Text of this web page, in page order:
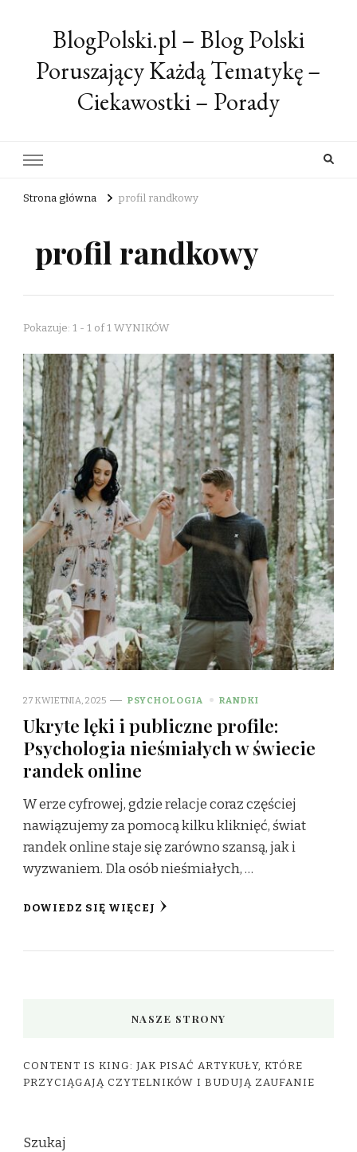
BlogPolski.pl – Blog Polski
Poruszający Każdą Tematykę –
Ciekawostki – Porady
Strona główna profil randkowy
profil randkowy
Pokazuje: 1 - 1 of 1 WYNIKÓW
27 KWIETNIA, 2025 PSYCHOLOGIA RANDKI
Ukryte lęki i publiczne profile:
Psychologia nieśmiałych w świecie
randek online
W erze cyfrowej, gdzie relacje coraz częściej
nawiązujemy za pomocą kilku kliknięć, świat
randek online staje się zarówno szansą, jak i
wyzwaniem. Dla osób nieśmiałych, …
DOWIEDZ SIĘ WIĘCEJ
NASZE STRONY
CONTENT IS KING: JAK PISAĆ ARTYKUŁY, KTÓRE
PRZYCIĄGAJĄ CZYTELNIKÓW I BUDUJĄ ZAUFANIE
Szukaj